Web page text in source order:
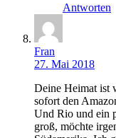
Antworten
Fran
27. Mai 2018
Deine Heimat ist
sofort den
Und Rio und ein
groß, möchte